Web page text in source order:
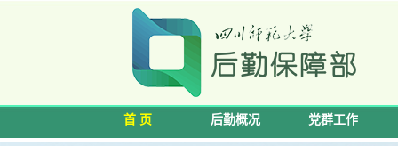
首 页 后勤概况 党群工作